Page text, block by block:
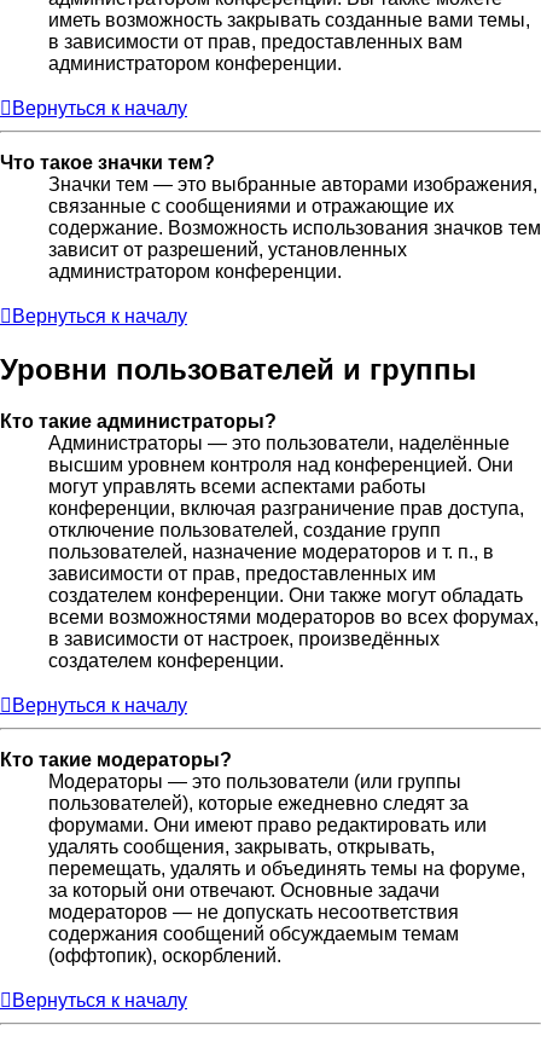
иметь возможность закрывать созданные вами темы,
в зависимости от прав, предоставленных вам
администратором конференции.
Вернуться к началу
Что такое значки тем?
Значки тем — это выбранные авторами изображения,
связанные с сообщениями и отражающие их
содержание. Возможность использования значков тем
зависит от разрешений, установленных
администратором конференции.
Вернуться к началу
Уровни пользователей и группы
Кто такие администраторы?
Администраторы — это пользователи, наделённые
высшим уровнем контроля над конференцией. Они
могут управлять всеми аспектами работы
конференции, включая разграничение прав доступа,
отключение пользователей, создание групп
пользователей, назначение модераторов и т. п., в
зависимости от прав, предоставленных им
создателем конференции. Они также могут обладать
всеми возможностями модераторов во всех форумах,
в зависимости от настроек, произведённых
создателем конференции.
Вернуться к началу
Кто такие модераторы?
Модераторы — это пользователи (или группы
пользователей), которые ежедневно следят за
форумами. Они имеют право редактировать или
удалять сообщения, закрывать, открывать,
перемещать, удалять и объединять темы на форуме,
за который они отвечают. Основные задачи
модераторов — не допускать несоответствия
содержания сообщений обсуждаемым темам
(оффтопик), оскорблений.
Вернуться к началу